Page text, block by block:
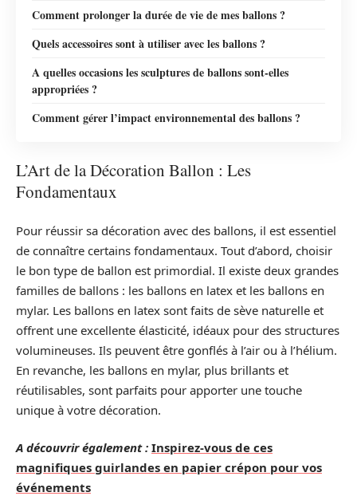
Comment prolonger la durée de vie de mes ballons ?
Quels accessoires sont à utiliser avec les ballons ?
A quelles occasions les sculptures de ballons sont-elles
appropriées ?
Comment gérer l’impact environnemental des ballons ?
L’Art de la Décoration Ballon : Les
Fondamentaux
Pour réussir sa décoration avec des ballons, il est essentiel
de connaître certains fondamentaux. Tout d’abord, choisir
le bon type de ballon est primordial. Il existe deux grandes
familles de ballons : les ballons en latex et les ballons en
mylar. Les ballons en latex sont faits de sève naturelle et
offrent une excellente élasticité, idéaux pour des structures
volumineuses. Ils peuvent être gonflés à l’air ou à l’hélium.
En revanche, les ballons en mylar, plus brillants et
réutilisables, sont parfaits pour apporter une touche
unique à votre décoration.
A découvrir également : Inspirez-vous de ces
magnifiques guirlandes en papier crépon pour vos
événements